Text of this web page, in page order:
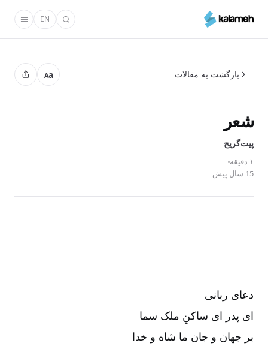
محتوای
EN
بازگشت به مقالات Aa
شعر
پیت‌گریج
۱ دقیقه
15 سال پیش
دعای ربانی
ای پدر ای ساکنِ ملک سما
بر جهان و جان ما شاه و خدا